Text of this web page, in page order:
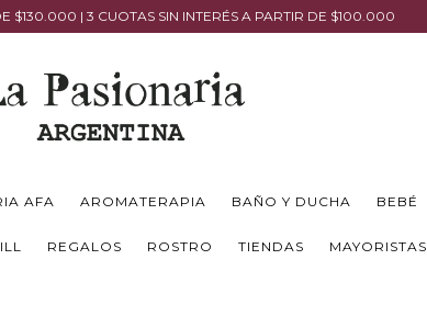
$130.000 | 3 CUOTAS SIN INTERÉS A PARTIR DE $100.000
AFA AROMATERAPIA BAÑO Y DUCHA BEBÉ
REGALOS ROSTRO TIENDAS MAYORISTAS